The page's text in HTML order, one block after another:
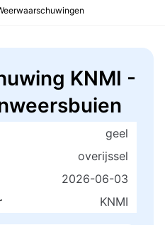
KNMI -
geel
overijssel
2026-06-03
KNMI